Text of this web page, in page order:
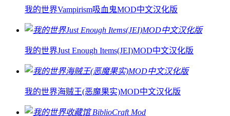
我的世界Vampirism吸血鬼MOD中文汉化版
我的世界Just Enough Items(JEI)MOD中文汉化版
我的世界海贼王(恶魔果实)MOD中文汉化版